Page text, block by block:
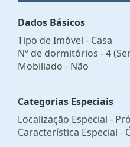
Dados Básicos
Tipo de Imóvel - Casa
Nº de dormitórios - 4
Mobiliado - Não
Categorias Especiais
Localização Especial -
Característica Especial -